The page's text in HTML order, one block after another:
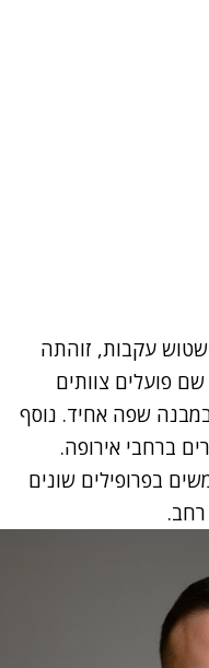
עקבות, זוהתה
פועלים צוותים
שפה אחיד. נוסף
ברחבי אירופה.
בפרופילים שונים
רחב.